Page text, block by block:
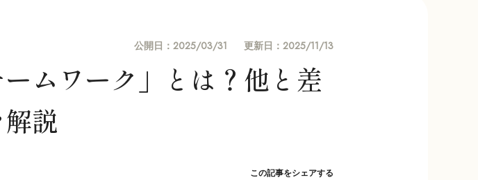
公開日： 2025/03/31 更新日： 2025/11/13
ムワーク」とは？他と差
説
この記事をシェアする